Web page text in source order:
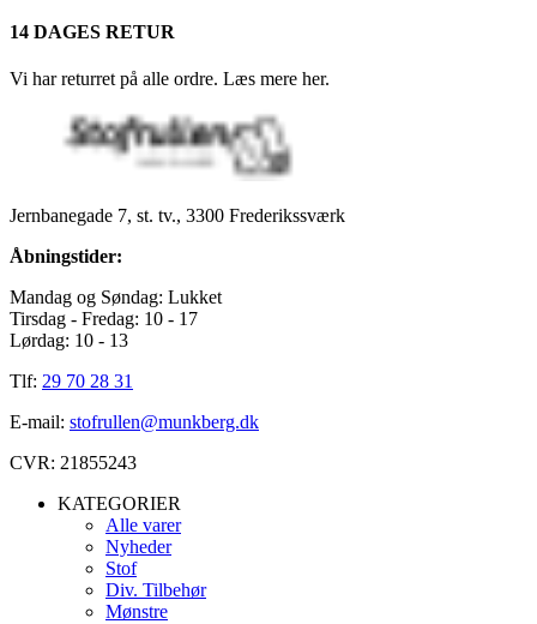
14 DAGES RETUR
Vi har returret på alle ordre. Læs mere her.
Jernbanegade 7, st. tv., 3300 Frederikssværk
Åbningstider:
Mandag og Søndag: Lukket
Tirsdag - Fredag: 10 - 17
Lørdag: 10 - 13
Tlf: 29 70 28 31
E-mail: stofrullen@munkberg.dk
CVR: 21855243
KATEGORIER
Alle varer
Nyheder
Stof
Div. Tilbehør
Mønstre